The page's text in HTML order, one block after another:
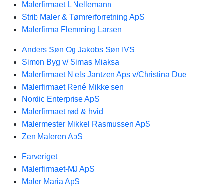
Malerfirmaet L Nellemann
Strib Maler & Tømrerforretning ApS
Malerfirma Flemming Larsen
Anders Søn Og Jakobs Søn IVS
Simon Byg v/ Simas Miaksa
Malerfirmaet Niels Jantzen Aps v/Christina Due
Malerfirmaet René Mikkelsen
Nordic Enterprise ApS
Malerfirmaet rød & hvid
Malermester Mikkel Rasmussen ApS
Zen Maleren ApS
Farveriget
Malerfirmaet-MJ ApS
Maler Maria ApS